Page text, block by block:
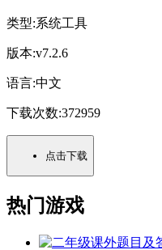
类型:系统工具
版本:v7.2.6
语言:中文
下载次数:372959
点击下载
热门游戏